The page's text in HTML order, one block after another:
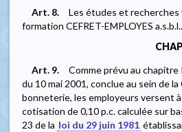
Art. 8.
Les études et recherches
formation CEFRET-EMPLOYES a.s.b.l..
Art. 9.
Comme prévu au
du 10 mai 2001, conclue au sein de
bonneterie, les employeurs versent
cotisation de 0,10 p.c. calculée sur
23 de la loi du 29 juin 1981